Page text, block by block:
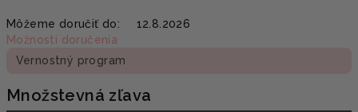
cena:
Môžeme doručiť do:
12.8.2026
Možnosti doručenia
Vernostný program
Množstevná zľava